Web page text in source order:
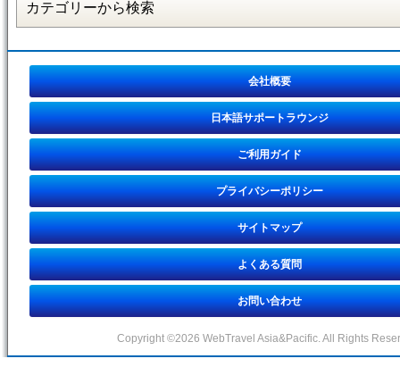
会社概要
日本語サポートラウンジ
ご利用ガイド
プライバシーポリシー
サイトマップ
よくある質問
お問い合わせ
Copyright ©2026 WebTravel Asia&Pacific. All Rights